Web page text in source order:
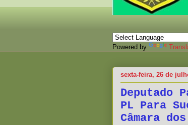
Powered by
sexta-feira, 26 de
Deputado
PL Para
Câmara